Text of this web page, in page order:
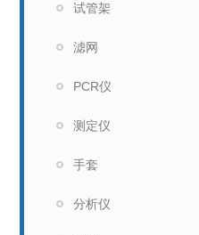
试管架
滤网
PCR仪
测定仪
手套
分析仪